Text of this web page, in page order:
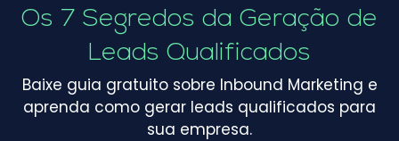
Os 7 Segredos da Geração de
Leads Qualificados
Baixe guia gratuito sobre Inbound Marketing e
aprenda como gerar leads qualificados para
sua empresa.